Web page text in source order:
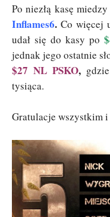
Po niezłą kasę
Inflames6.Co więcej
udał się do kasy po
jednak jego ostatnie
$27 NL PSKO,
tysiąca.
Gratulacje wszystkim